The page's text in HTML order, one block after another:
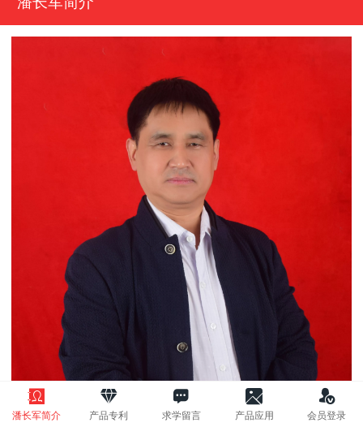
潘长军简介 产品专利 求学留言 产品应用 会员登录